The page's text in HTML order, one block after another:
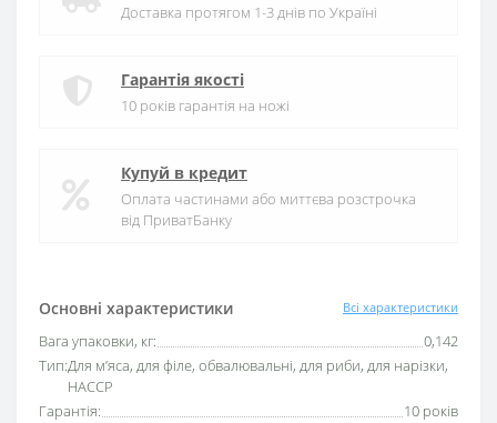
Основні характеристики Всі характеристики
Вага упаковки, кг:
0,142
Тип:Для м’яса, для філе, обвалювальні, для риби, для нарізки,
HACCP
Гарантія:
10 років
Доставка протягом 1-3 днів по Україні
Гарантія якості
10 років гарантія на ножі
Купуй в кредит
Оплата частинами або миттєва розстрочка
від ПриватБанку